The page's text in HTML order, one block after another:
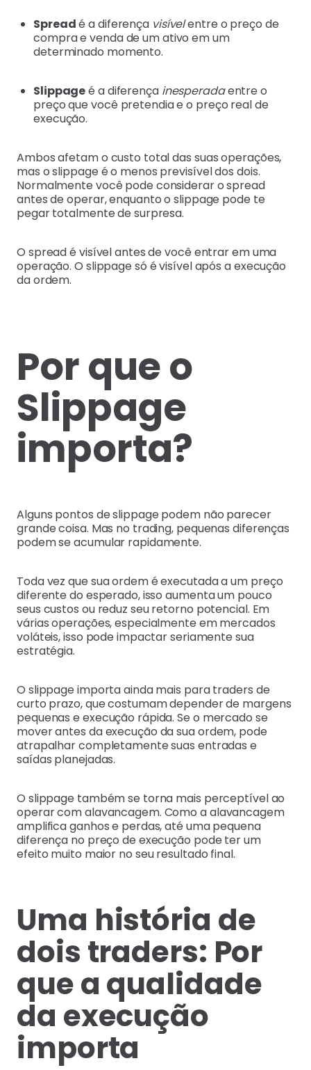
Spreadé a diferença visívelentre o preço de
compra e venda de um ativo em um
determinado momento.
Slippageé a diferença inesperadaentre o
preço que você pretendia e o preço real de
execução.
Ambos afetam o custo total das suas operações,
mas o slippage é o menos previsível dos dois.
Normalmente você pode considerar o spread
antes de operar, enquanto o slippage pode te
pegar totalmente de surpresa.
O spread é visível antes de você entrar em uma
operação. O slippage só é visível após a execução
da ordem.
Por que o
Slippage
importa?
Alguns pontos de slippage podem não parecer
grande coisa. Mas no trading, pequenas diferenças
podem se acumular rapidamente.
Toda vez que sua ordem é executada a um preço
diferente do esperado, isso aumenta um pouco
seus custos ou reduz seu retorno potencial. Em
várias operações, especialmente em mercados
voláteis, isso pode impactar seriamente sua
estratégia.
O slippage importa ainda mais para traders de
curto prazo, que costumam depender de margens
pequenas e execução rápida. Se o mercado se
mover antes da execução da sua ordem, pode
atrapalhar completamente suas entradas e
saídas planejadas.
O slippage também se torna mais perceptível ao
operar com alavancagem. Como a alavancagem
amplifica ganhos e perdas, até uma pequena
diferença no preço de execução pode ter um
efeito muito maior no seu resultado final.
Uma história de
dois traders: Por
que a qualidade
da execução
importa